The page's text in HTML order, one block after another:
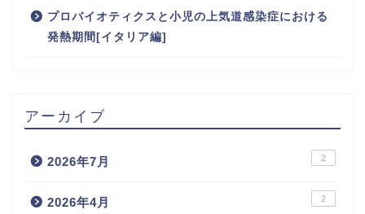
プロバイオティクスと小児の上気道感染症における
発熱期間[イタリア編]
アーカイブ
2026年7月 2
2026年4月 2